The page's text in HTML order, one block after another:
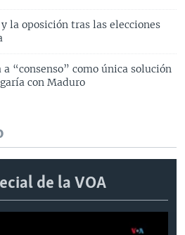
la oposición tras las elecciones
“consenso” como única solución
con Maduro
de la VOA